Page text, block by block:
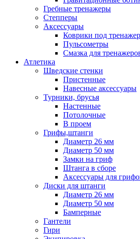
Гребные тренажеры
Степперы
Аксессуары
Коврики под
Пульсометры
Смазка для
Атлетика
Шведские стенки
Пристенные
Навесные аксессуары
Турники, брусья
Настенные
Потолочные
В проем
Грифы,штанги
Диаметр 26 мм
Диаметр 50 мм
Замки на гриф
Штанга в сборе
Аксессуары для
Диски для штанги
Диаметр 26 мм
Диаметр 50 мм
Бамперные
Гантели
Гири